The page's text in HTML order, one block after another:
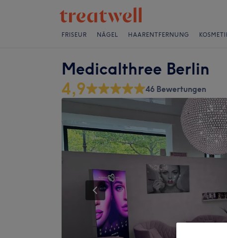
FRISEUR NÄGEL HAARENTFERNUNG
Medicalthree Berlin
4,9 46 Bewertungen